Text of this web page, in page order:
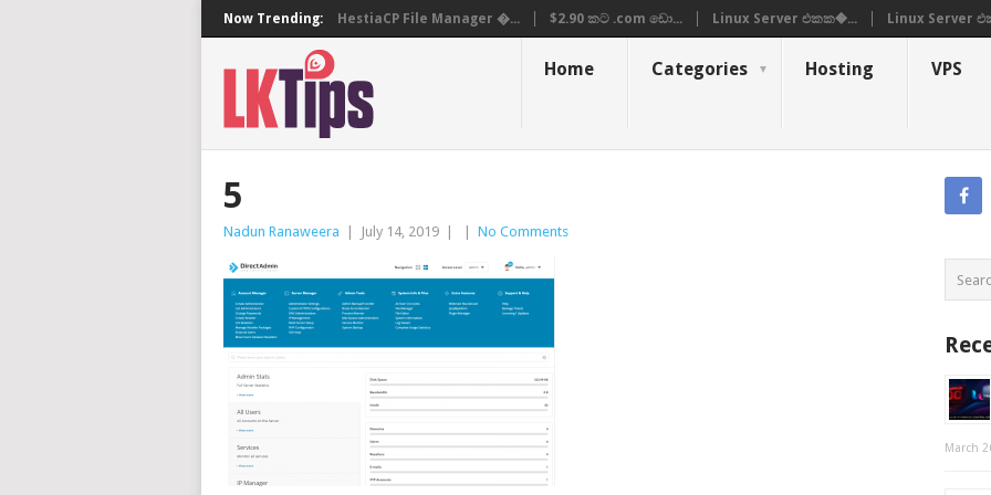
Now Trending: HestiaCP File Manager �... $2.90 කට .com ඩො... Linux Server එකක�... Linux Server
Home Categories Hosting VPS
5
Nadun Ranaweera July 14, 2019 No Comments
March